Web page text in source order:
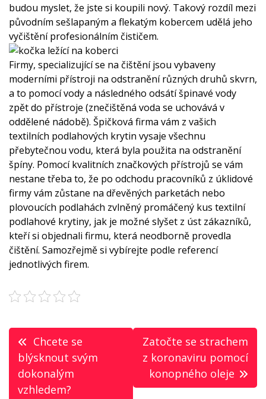
budou myslet, že jste si koupili nový. Takový rozdíl mezi
původním sešlapaným a flekatým kobercem udělá jeho
vyčištění profesionálním čističem.
Firmy, specializující se na čištění jsou vybaveny
moderními přístroji na odstranění různých druhů skvrn,
a to pomocí vody a následného odsátí špinavé vody
zpět do přístroje (znečištěná voda se uchovává v
oddělené nádobě). Špičková firma vám z vašich
textilních podlahových krytin vysaje všechnu
přebytečnou vodu, která byla použita na odstranění
špíny. Pomocí kvalitních značkových přístrojů se vám
nestane třeba to, že po odchodu pracovníků z úklidové
firmy vám zůstane na dřevěných parketách nebo
plovoucích podlahách zvlněný promáčený kus textilní
podlahové krytiny, jak je možné slyšet z úst zákazníků,
kteří si objednali firmu, která neodborně provedla
čištění. Samozřejmě si vybírejte podle referencí
jednotlivých firem.
Navigace
pro
příspěvek
Chcete se
blýsknout svým
dokonalým
vzhledem?
Zatočte se strachem
z koronaviru pomocí
konopného oleje